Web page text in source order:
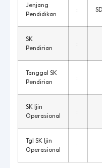
Jenjang
Pendidikan
: SD
SK
Pendirian
:
Tanggal SK
Pendirian
:
SK Ijin
Operasional
:
Tgl SK Ijin
Operasional
: